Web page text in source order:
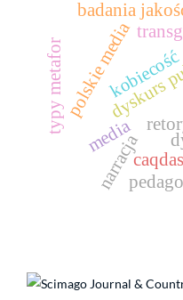
dyskurs
media
narracja
kobiecość
polskie media
badania
caqdas
typy metafor